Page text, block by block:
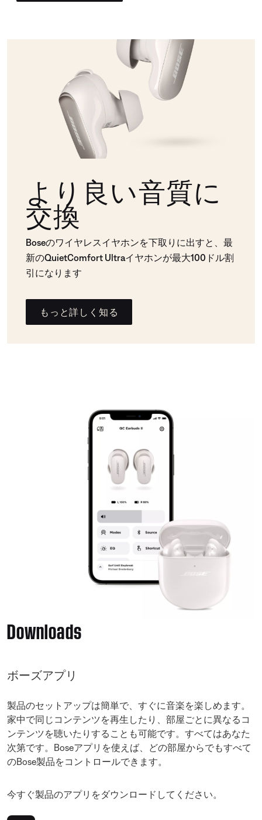
より良い音質に
交換
Boseのワイヤレスイヤホンを下取りに出すと、最
新のQuietComfort Ultraイヤホンが最大100ドル割
引になります
もっと詳しく知る
Downloads
ボーズアプリ
製品のセットアップは簡単で、すぐに音楽を楽しめます。
家中で同じコンテンツを再生したり、部屋ごとに異なるコ
ンテンツを聴いたりすることも可能です。すべてはあなた
次第です。Boseアプリを使えば、どの部屋からでもすべて
のBose製品をコントロールできます。
今すぐ製品のアプリをダウンロードしてください。